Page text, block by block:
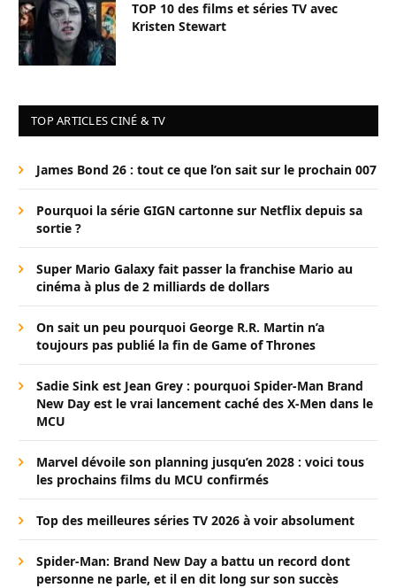
TOP 10 des films et séries TV avec
Kristen Stewart
TOP ARTICLES CINÉ & TV
James Bond 26 : tout ce que l’on sait sur le prochain 007
Pourquoi la série GIGN cartonne sur Netflix depuis sa
sortie ?
Super Mario Galaxy fait passer la franchise Mario au
cinéma à plus de 2 milliards de dollars
On sait un peu pourquoi George R.R. Martin n’a
toujours pas publié la fin de Game of Thrones
Sadie Sink est Jean Grey : pourquoi Spider-Man Brand
New Day est le vrai lancement caché des X-Men dans le
MCU
Marvel dévoile son planning jusqu’en 2028 : voici tous
les prochains films du MCU confirmés
Top des meilleures séries TV 2026 à voir absolument
Spider-Man: Brand New Day a battu un record dont
personne ne parle, et il en dit long sur son succès